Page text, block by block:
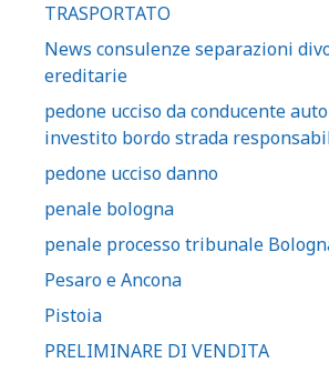
TRASPORTATO
News consulenze separazioni
ereditarie
pedone ucciso da conducente
investito bordo strada
pedone ucciso danno
penale bologna
penale processo tribunale
Pesaro e Ancona
Pistoia
PRELIMINARE DI VENDITA